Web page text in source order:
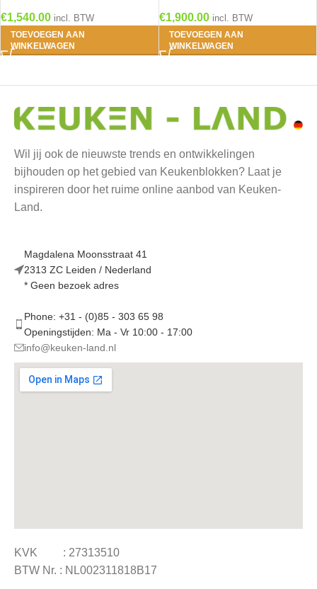
4534
€1,540.00 incl. BTW
TOEVOEGEN AAN
WINKELWAGEN
€1,900.00 incl. BTW
TOEVOEGEN AAN
WINKELWAGEN
Wil jij ook de nieuwste trends en ontwikkelingen
bijhouden op het gebied van Keukenblokken? Laat je
inspireren door het ruime online aanbod van Keuken-
Land.
Magdalena Moonsstraat 41
2313 ZC Leiden / Nederland
* Geen bezoek adres
Phone: +31 - (0)85 - 303 65 98
Openingstijden: Ma - Vr 10:00 - 17:00
info@keuken-land.nl
KVK : 27313510
BTW Nr. : NL002311818B17